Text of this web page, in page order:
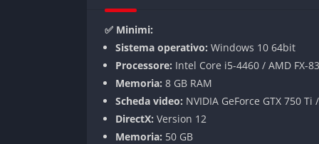
Curva di apprendimento ripida per i nuovi
Alcune animazioni ancora migliorabili
Tempi di caricamento occasionalmente
Modalità online che richiede connessione
Conclusione
EA Sports UFC 5 rappresenta un
✅ Minimi:
Sistema operativo: Windows 10 64bit
Processore: Intel Core i5-4460 / AMD FX-
Memoria: 8 GB RAM
Scheda video: NVIDIA GeForce GTX 750
DirectX: Version 12
Memoria: 50 GB